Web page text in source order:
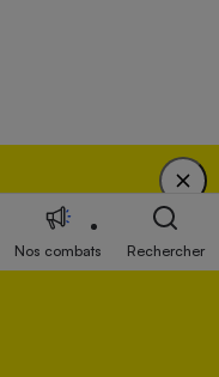
en soutenant
de l'Etat, des
des producteurs et des
Nos combats Rechercher